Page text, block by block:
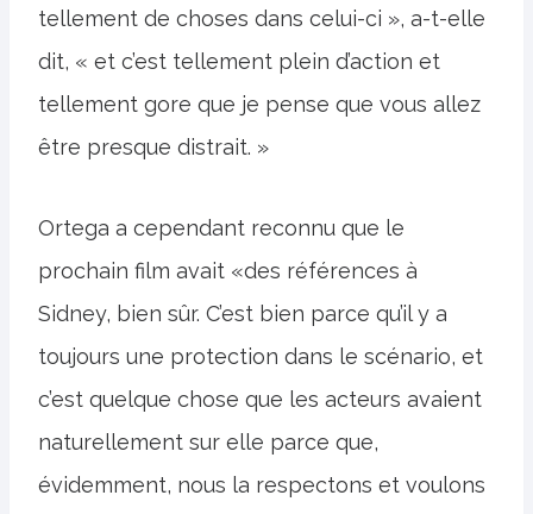
tellement de choses dans celui-ci », a-t-elle
dit, « et c’est tellement plein d’action et
tellement gore que je pense que vous allez
être presque distrait. »
Ortega a cependant reconnu que le
prochain film avait «des références à
Sidney, bien sûr. C’est bien parce qu’il y a
toujours une protection dans le scénario, et
c’est quelque chose que les acteurs avaient
naturellement sur elle parce que,
évidemment, nous la respectons et voulons